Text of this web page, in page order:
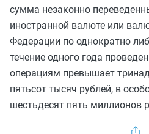
сумма незаконно
иностранной валюте или
Федерации по однократно
течение одного года
операциям превышает
пятьсот тысяч рублей, в
шестьдесят пять миллионов